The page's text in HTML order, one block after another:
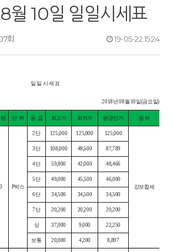
월 10일 일일시세표
회 19-05-22 15:24
일 일 시 세 표
2018년 08월 10일(금요일)
량 단 위 등 급 최고가 최저가 평균단가 등 락
P박스
2단 125,000 125,000 125,000
강보합세
3단 108,000 48,500 87,789
4단 59,800 42,000 48,466
5단 49,000 45,500 46,000
6단 34,500 34,500 34,500
7단 20,200 20,200 20,200
상 37,000 9,000 22,250
보통 20,000 4,200 8,897